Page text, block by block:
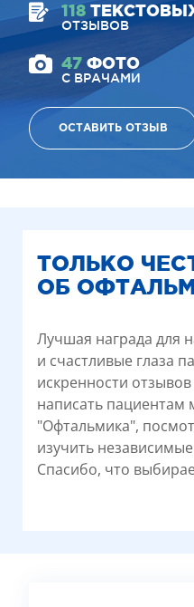
118
ОТЗЫВОВ
47 ФОТО
С ВРАЧАМИ
ОСТАВИТЬ ОТЗЫВ
ТОЛЬКО
ОБ
Лучшая награда для
и счастливые глаза
искренности
написать пациентам
"Офтальмика",
изучить
Спасибо, что